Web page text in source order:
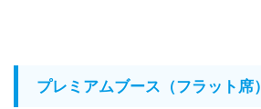
プレミアムブース（フラット席）